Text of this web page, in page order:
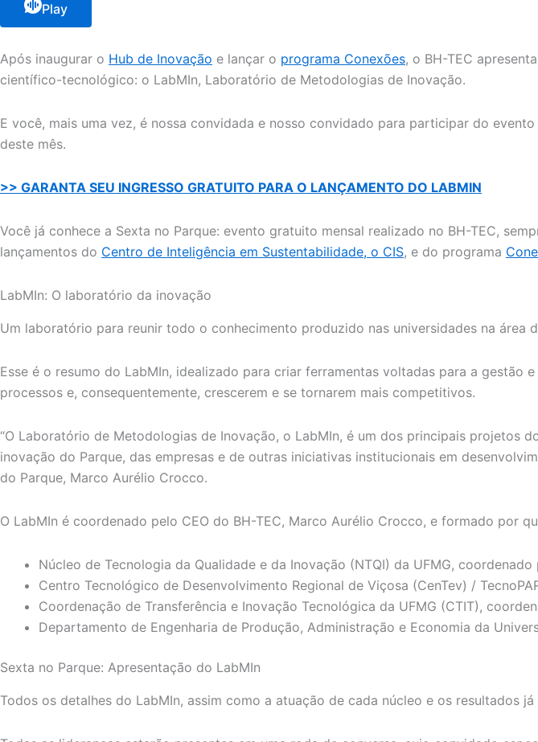
Play
Após inaugurar o Hub de Inovação e lançar o programa Conexões, o BH-TEC
científico-tecnológico: o LabMIn, Laboratório de Metodologias de Inovação.
E você, mais uma vez, é nossa convidada e nosso convidado para participar do
deste mês.
>> GARANTA SEU INGRESSO GRATUITO PARA O LANÇAMENTO DO LABMIN
Você já conhece a Sexta no Parque: evento gratuito mensal realizado no BH-TEC,
lançamentos do Centro de Inteligência em Sustentabilidade, o CIS, e do programa
LabMIn: O laboratório da inovação
Um laboratório para reunir todo o conhecimento produzido nas universidades na
Esse é o resumo do LabMIn, idealizado para criar ferramentas voltadas para a gestão
processos e, consequentemente, crescerem e se tornarem mais competitivos.
“O Laboratório de Metodologias de Inovação, o LabMIn, é um dos principais projetos
inovação do Parque, das empresas e de outras iniciativas institucionais em
do Parque, Marco Aurélio Crocco.
O LabMIn é coordenado pelo CEO do BH-TEC, Marco Aurélio Crocco, e formado por
Núcleo de Tecnologia da Qualidade e da Inovação (NTQI) da UFMG,
Centro Tecnológico de Desenvolvimento Regional de Viçosa (CenTev) /
Coordenação de Transferência e Inovação Tecnológica da UFMG (CTIT),
Departamento de Engenharia de Produção, Administração e Economia da
Sexta no Parque: Apresentação do LabMIn
Todos os detalhes do LabMIn, assim como a atuação de cada núcleo e os resultados